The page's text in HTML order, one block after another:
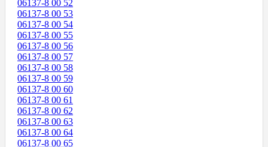
06137-8 00 52
06137-8 00 53
06137-8 00 54
06137-8 00 55
06137-8 00 56
06137-8 00 57
06137-8 00 58
06137-8 00 59
06137-8 00 60
06137-8 00 61
06137-8 00 62
06137-8 00 63
06137-8 00 64
06137-8 00 65